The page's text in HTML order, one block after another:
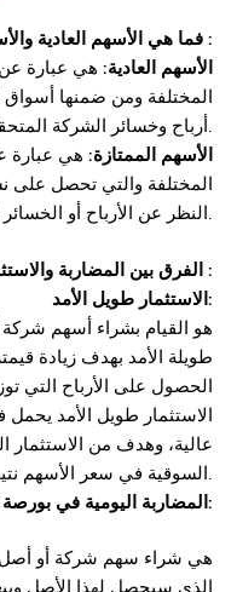
فما هي الأسهم العادية والأسهم الممتازة والفرق بينهما :
الأسهم العادية: هي عبارة
المختلفة ومن ضمنها أسواق
أرباح وخسائر الشركة المتحققة.
الأسهم الممتازة: هي عبارة
المختلفة والتي تحصل على
النظر عن الأرباح أو الخسائر المتحققة.
الفرق بين المضاربة و طويل الأمد :
الاستثمار طويل الأمد:
هو القيام بشراء أسهم
طويلة الأمد بهدف زيادة
الحصول على الأرباح التي
الاستثمار طويل الأمد
عالية، وهدف من الاستثمار
السوقية في سعر الأسهم نتيجة الاحتفاظ بها لفترات زمنية.
المضاربة اليومية في بورصة الأسهم:
هي شراء سهم شركة أو أصل